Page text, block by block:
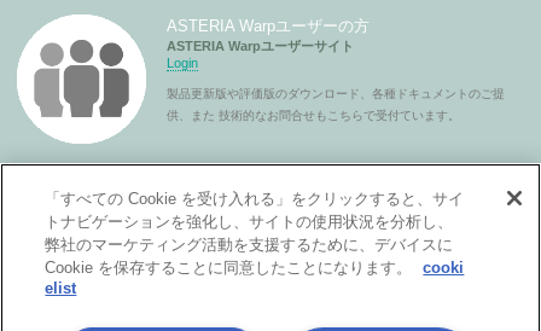
ASTERIA Warpユーザーの方
ASTERIA Warpユーザーサイト
Login
製品更新版や評価版のダウンロード、各種ドキュメントのご提
供、また 技術的なお問合せもこちらで受付ています。
ASTERIA Warpパートナーの方
ASTERIA Warpパートナーサイト
Login
パートナーライセンスの発行や各種ドキュメントのご提供をし
「すべての Cookie を受け入れる」をクリックすると、サイ
トナビゲーションを強化し、サイトの使用状況を分析し、
弊社のマーケティング活動を支援するために、デバイスに
Cookie を保存することに同意したことになります。
cooki
elist